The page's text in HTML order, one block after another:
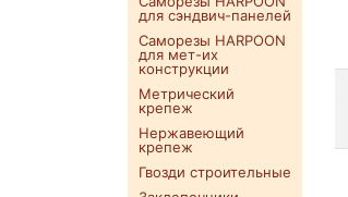
для сэндвич-панелей
Саморезы HARPOON
для мет-их
конструкции
Метрический
крепеж
Нержавеющий
крепеж
Гвозди строительные